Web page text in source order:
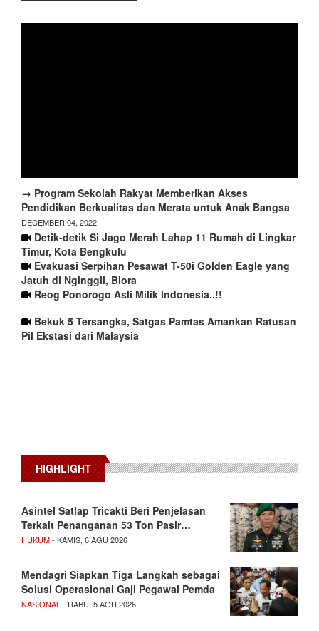
→ Program Sekolah Rakyat Memberikan Akses
Pendidikan Berkualitas dan Merata untuk Anak Bangsa
DECEMBER 04, 2022
Detik-detik Si Jago Merah Lahap 11 Rumah di Lingkar
Timur, Kota Bengkulu
Evakuasi Serpihan Pesawat T-50i Golden Eagle yang
Jatuh di Nginggil, Blora
Reog Ponorogo Asli Milik Indonesia..!!
Bekuk 5 Tersangka, Satgas Pamtas Amankan Ratusan
Pil Ekstasi dari Malaysia
HIGHLIGHT
Asintel Satlap Tricakti Beri Penjelasan
Terkait Penanganan 53 Ton Pasir…
HUKUM- KAMIS, 6 AGU 2026
Mendagri Siapkan Tiga Langkah sebagai
Solusi Operasional Gaji Pegawai Pemda
NASIONAL - RABU, 5 AGU 2026